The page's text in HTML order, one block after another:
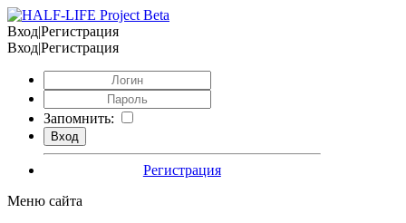
Вход|Регистрация
Вход|Регистрация
Запомнить:
Регистрация
Меню сайта